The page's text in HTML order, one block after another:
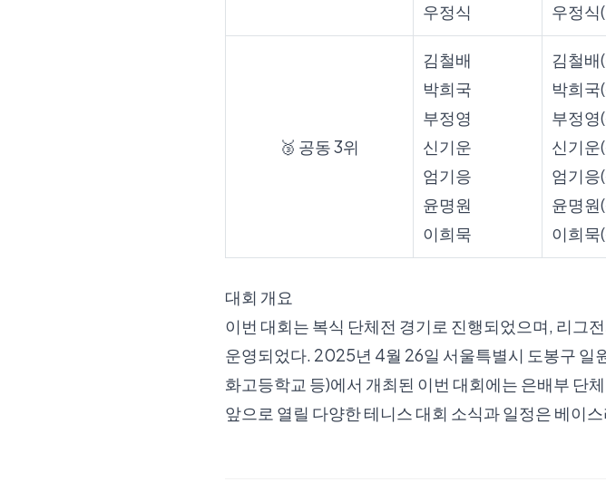
우정식
우정식
🥉 공동 3위
김철배
박희국
부정영
신기운
엄기응
윤명원
이희묵
김철배
박희국
부정영
신기운
엄기응
윤명원
이희묵
대회 개요
이번 대회는 복식 단체전 경기로 진행되었으며, 리그
운영되었다. 2025년 4월 26일 서울특별시 도봉구
화고등학교 등)에서 개최된 이번 대회에는 은배부 단
앞으로 열릴 다양한 테니스 대회 소식과 일정은 베이